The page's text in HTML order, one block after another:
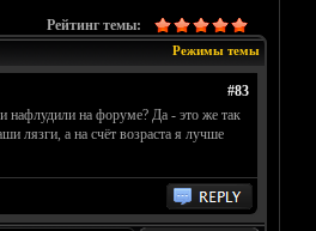
Рейтинг темы:
Режимы темы
#83
нафлудили на форуме? Да - это же так
лязги, а на счёт возраста я лучше